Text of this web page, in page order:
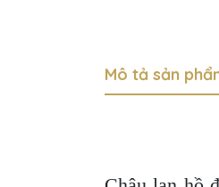
Mô tả sản